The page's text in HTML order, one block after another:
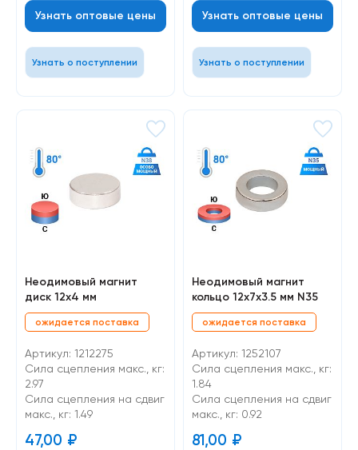
Узнать оптовые цены
Узнать о поступлении
Узнать оптовые цены
Узнать о поступлении
Неодимовый магнит
диск 12х4 мм
ожидается поставка
Артикул: 1212275
Сила сцепления макс., кг:
2.97
Cила сцепления на сдвиг
макс., кг: 1.49
47,00 ₽
Неодимовый магнит
кольцо 12х7х3.5 мм N35
ожидается поставка
Артикул: 1252107
Сила сцепления макс., кг:
1.84
Cила сцепления на сдвиг
макс., кг: 0.92
81,00 ₽